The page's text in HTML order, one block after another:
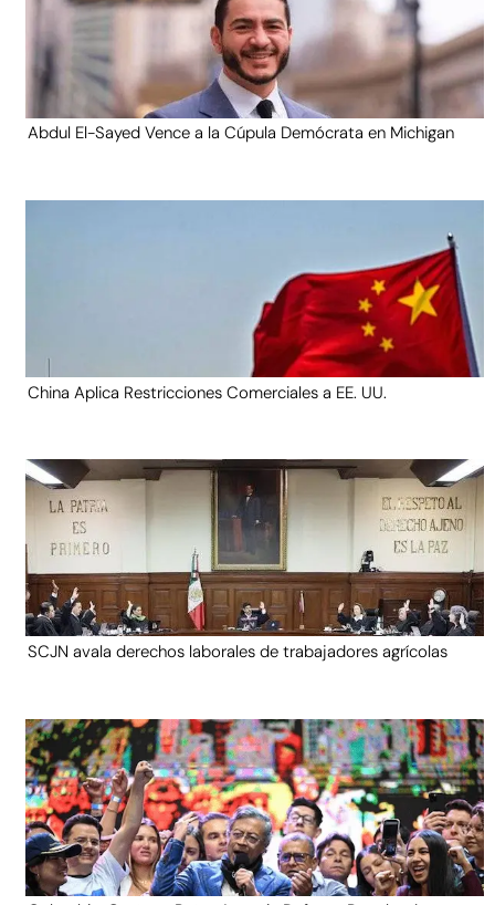
Abdul El-Sayed Vence a la Cúpula Demócrata en Michigan
China Aplica Restricciones Comerciales a EE. UU.
SCJN avala derechos laborales de trabajadores agrícolas